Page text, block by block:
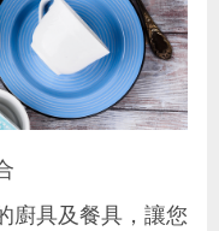
廚具及餐具，讓您